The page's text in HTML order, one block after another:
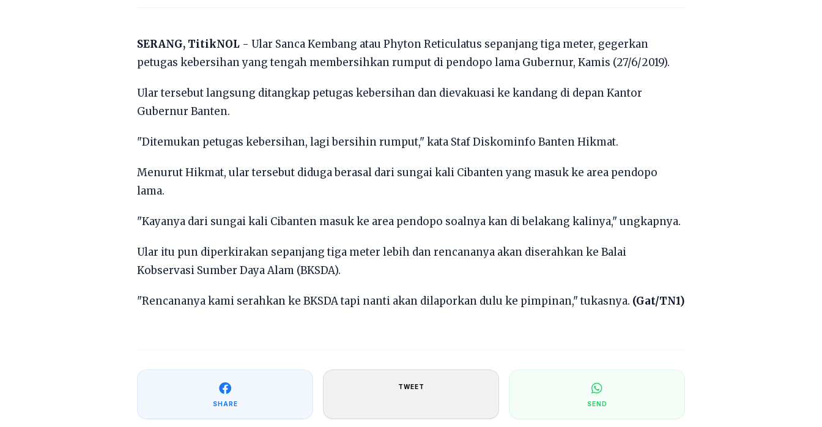
SERANG, TitikNOL - Ular Sanca Kembang atau Phyton Reticulatus sepanjang tiga meter, gegerkan
petugas kebersihan yang tengah membersihkan rumput di pendopo lama Gubernur, Kamis (27/6/2019).
Ular tersebut langsung ditangkap petugas kebersihan dan dievakuasi ke kandang di depan Kantor
Gubernur Banten.
"Ditemukan petugas kebersihan, lagi bersihin rumput," kata Staf Diskominfo Banten Hikmat.
Menurut Hikmat, ular tersebut diduga berasal dari sungai kali Cibanten yang masuk ke area pendopo
lama.
"Kayanya dari sungai kali Cibanten masuk ke area pendopo soalnya kan di belakang kalinya," ungkapnya.
Ular itu pun diperkirakan sepanjang tiga meter lebih dan rencananya akan diserahkan ke Balai
Kobservasi Sumber Daya Alam (BKSDA).
"Rencananya kami serahkan ke BKSDA tapi nanti akan dilaporkan dulu ke pimpinan," tukasnya. (Gat/TN1)
SHARE
TWEET
SEND